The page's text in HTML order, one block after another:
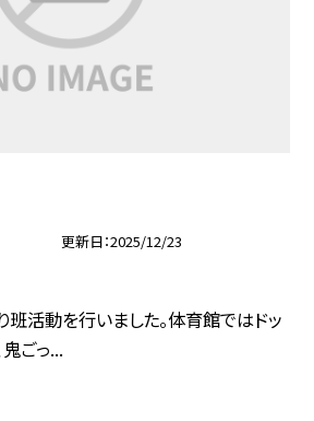
更新日 2025/12/23
活動を行いました。体育館ではドッ
ごっ...